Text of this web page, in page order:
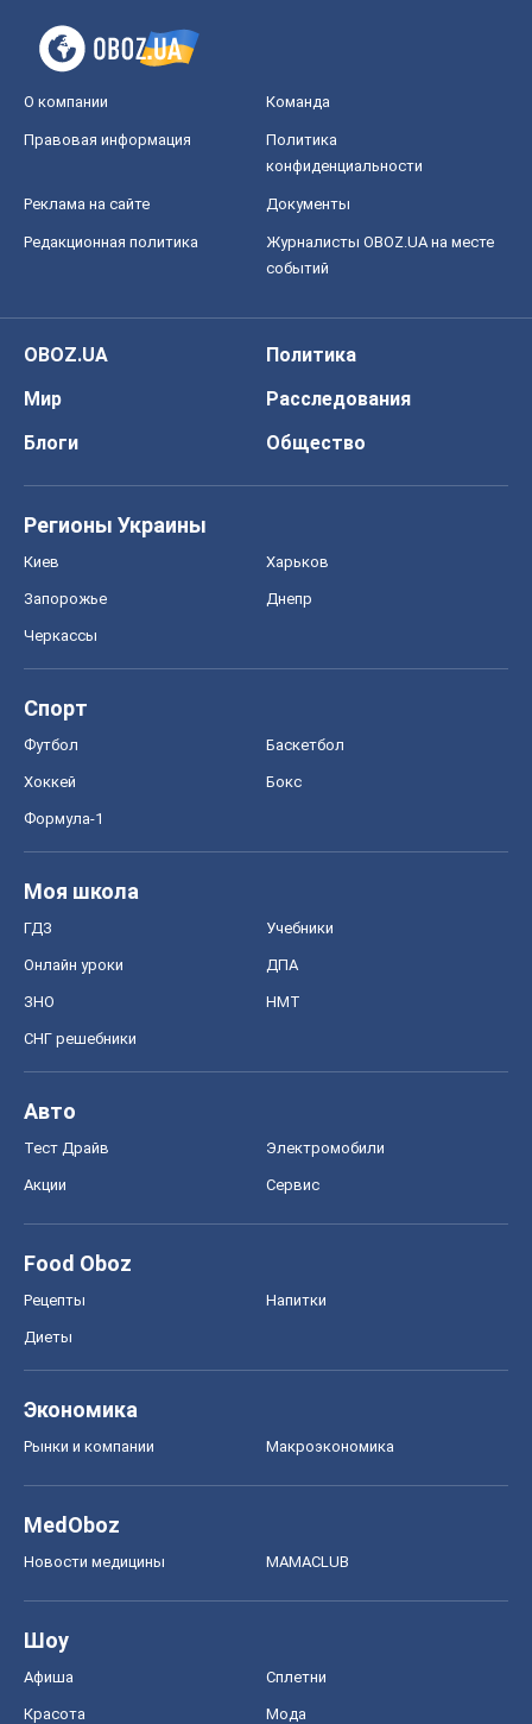
О компании Команда
Правовая информация
Политика
конфиденциальности
Реклама на сайте Документы
Редакционная политика
Журналисты OBOZ.UA на месте
событий
OBOZ.UA
Политика
Мир
Расследования
Блоги
Общество
Регионы Украины
Киев Харьков
Запорожье Днепр
Черкассы
Спорт
Футбол Баскетбол
Хоккей Бокс
Формула-1
Моя школа
ГДЗ Учебники
Онлайн уроки ДПА
ЗНО НМТ
СНГ решебники
Авто
Тест Драйв Электромобили
Акции Сервис
Food Oboz
Рецепты Напитки
Диеты
Экономика
Рынки и компании Mакроэкономика
MedOboz
Новости медицины MAMACLUB
Шоу
Афиша Сплетни
Красота Мода